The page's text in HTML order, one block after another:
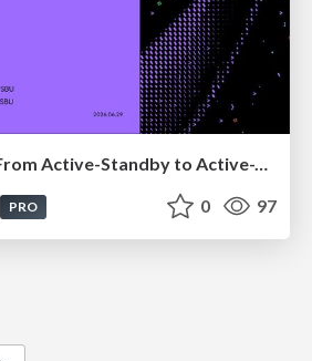
LINE Messaging: From Active-Standby to Active-Active Multi-DC Architecture
PRO 0 97